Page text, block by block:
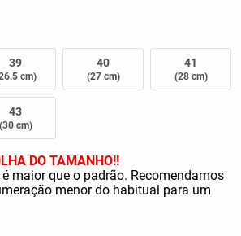
39
cm)
40
(27 cm)
41
(28 cm)
43
(30 cm)
DO TAMANHO!!
maior que o padrão. Recomendamos
menor do habitual para um